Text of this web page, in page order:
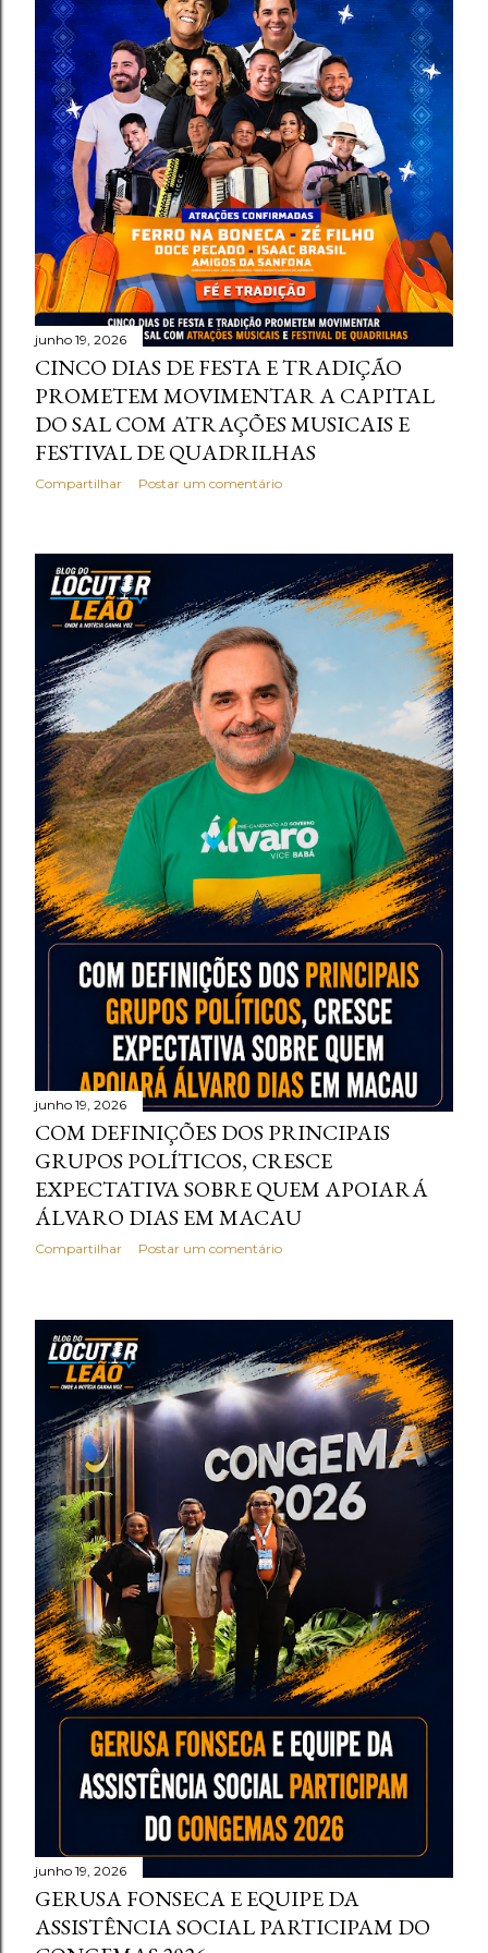
e
n
s
junho 19, 2026
CINCO DIAS DE FESTA E TRADIÇÃO
PROMETEM MOVIMENTAR A CAPITAL
DO SAL COM ATRAÇÕES MUSICAIS E
FESTIVAL DE QUADRILHAS
Compartilhar Postar um comentário
junho 19, 2026
COM DEFINIÇÕES DOS PRINCIPAIS
GRUPOS POLÍTICOS, CRESCE
EXPECTATIVA SOBRE QUEM APOIARÁ
ÁLVARO DIAS EM MACAU
Compartilhar Postar um comentário
junho 19, 2026
GERUSA FONSECA E EQUIPE DA
ASSISTÊNCIA SOCIAL PARTICIPAM DO